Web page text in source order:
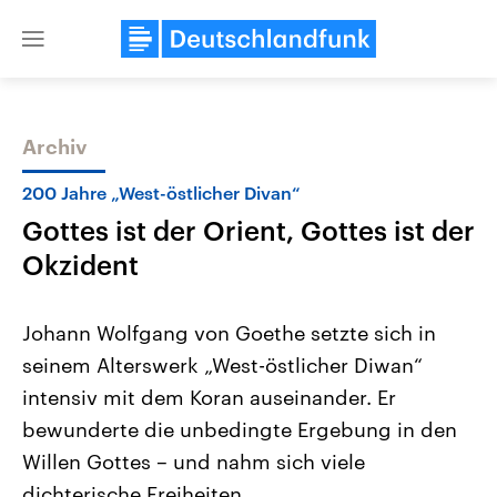
Close
Themen
Landtagswahl Sachsen-Anhalt
2026
Alle Informationen
Sachsen-Anhalt wählt am 6.
September 2026 einen neuen
Landtag. Seit 2021 wird das
Bundesland von einer Koalition aus
USA
Aktuelle Beiträge,
Hintergründe
Wirtschaftlich und
gehören die Vereinigten
den mächtigsten Ländern
Archiv
200 Jahre „West-östlicher Divan“
Gottes ist der Orient, Gottes ist der
Okzident
Johann Wolfgang von Goethe setzte sich in
seinem Alterswerk „West-östlicher Diwan“
intensiv mit dem Koran auseinander. Er
bewunderte die unbedingte Ergebung in den
Willen Gottes – und nahm sich viele